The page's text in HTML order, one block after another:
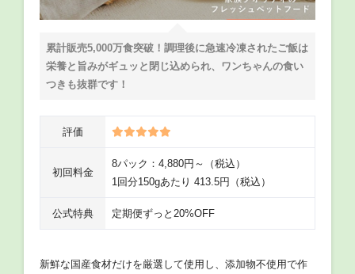
累計販売5,000万食突破！調理後に急速冷凍されたご飯は
栄養と旨みがギュッと閉じ込められ、ワンちゃんの食い
つきも抜群です！
評価
初回料金
8パック：4,880円～（税込）
1回分150gあたり 413.5円（税込）
公式特典 定期便ずっと20%OFF
新鮮な国産食材だけを厳選して使用し、添加物不使用で作